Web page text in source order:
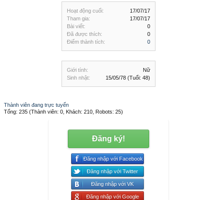
Hoạt động cuối:
17/07/17
Tham gia:
17/07/17
Bài viết:
0
Đã được thích:
0
Điểm thành tích:
0
Giới tính:
Nữ
Sinh nhật:
15/05/78 (Tuổi: 48)
Thành viên đang trực tuyến
Tổng: 235 (Thành viên: 0, Khách: 210, Robots: 25)
Đăng ký!
Đăng nhập với Facebook
Đăng nhập với Twitter
Đăng nhập với VK
Đăng nhập với Google